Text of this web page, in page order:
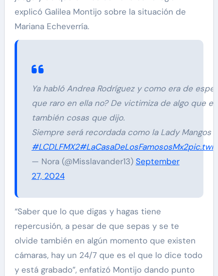
explicó Galilea Montijo sobre la situación de
Mariana Echeverría.
Ya habló Andrea Rodríguez y como era de
que raro en ella no? De victimiza de algo que
también cosas que dijo.
Siempre será recordada como la Lady Mangos
#LCDLFMX2#LaCasaDeLosFamososMx2
— Nora (@Misslavander13) September
27, 2024
“Saber que lo que digas y hagas tiene
repercusión, a pesar de que sepas y se te
olvide también en algún momento que existen
cámaras, hay un 24/7 que es el que lo dice todo
y está grabado”, enfatizó Montijo dando punto